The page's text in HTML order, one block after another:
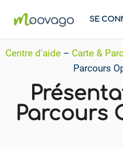
SE
Centre d’aide– Carte &
Parcours
Parcours